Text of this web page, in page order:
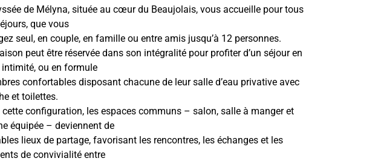
de Mélyna, située au cœur du Beaujolais, vous accueille pour tous
que vous
seul, en couple, en famille ou entre amis jusqu’à 12 personnes.
peut être réservée dans son intégralité pour profiter d’un séjour en
ou en formule
confortables disposant chacune de leur salle d’eau privative avec
et toilettes.
cette configuration, les espaces communs – salon, salle à manger et
équipée – deviennent de
lieux de partage, favorisant les rencontres, les échanges et les
de convivialité entre